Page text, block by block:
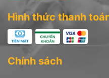
Hình thức thanh
Chính sách